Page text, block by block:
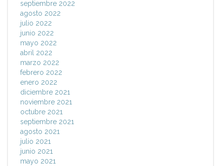
septiembre 2022
agosto 2022
julio 2022
junio 2022
mayo 2022
abril 2022
marzo 2022
febrero 2022
enero 2022
diciembre 2021
noviembre 2021
octubre 2021
septiembre 2021
agosto 2021
julio 2021
junio 2021
mayo 2021